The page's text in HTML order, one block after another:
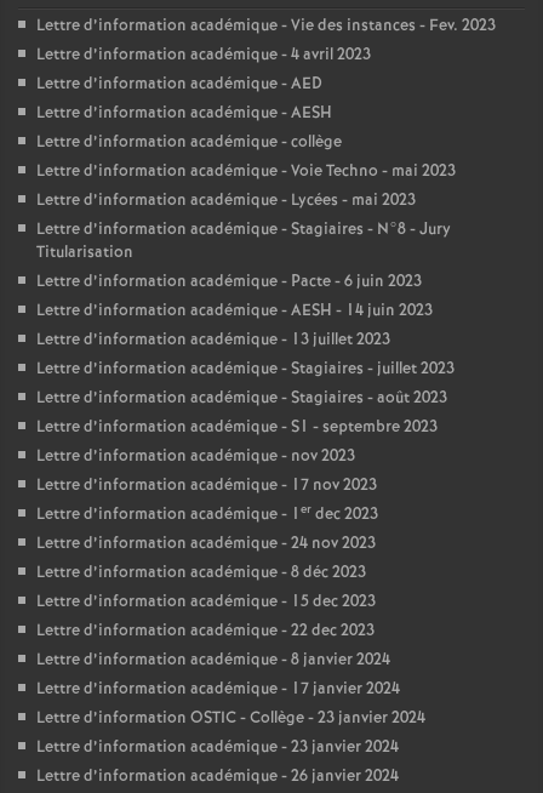
Lettre d’information académique - Vie des instances - Fev. 2023
Lettre d’information académique - 4 avril 2023
Lettre d’information académique - AED
Lettre d’information académique - AESH
Lettre d’information académique - collège
Lettre d’information académique - Voie Techno - mai 2023
Lettre d’information académique - Lycées - mai 2023
Lettre d’information académique - Stagiaires - N°8 - Jury
Titularisation
Lettre d’information académique - Pacte - 6 juin 2023
Lettre d’information académique - AESH - 14 juin 2023
Lettre d’information académique - 13 juillet 2023
Lettre d’information académique - Stagiaires - juillet 2023
Lettre d’information académique - Stagiaires - août 2023
Lettre d’information académique - S1 - septembre 2023
Lettre d’information académique - nov 2023
Lettre d’information académique - 17 nov 2023
Lettre d’information académique - 1 er dec 2023
Lettre d’information académique - 24 nov 2023
Lettre d’information académique - 8 déc 2023
Lettre d’information académique - 15 dec 2023
Lettre d’information académique - 22 dec 2023
Lettre d’information académique - 8 janvier 2024
Lettre d’information académique - 17 janvier 2024
Lettre d’information OSTIC - Collège - 23 janvier 2024
Lettre d’information académique - 23 janvier 2024
Lettre d’information académique - 26 janvier 2024